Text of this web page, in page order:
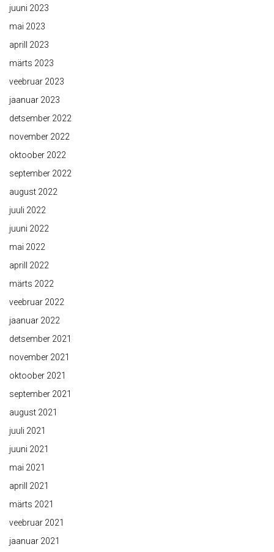
juuni 2023
mai 2023
aprill 2023
märts 2023
veebruar 2023
jaanuar 2023
detsember 2022
november 2022
oktoober 2022
september 2022
august 2022
juuli 2022
juuni 2022
mai 2022
aprill 2022
märts 2022
veebruar 2022
jaanuar 2022
detsember 2021
november 2021
oktoober 2021
september 2021
august 2021
juuli 2021
juuni 2021
mai 2021
aprill 2021
märts 2021
veebruar 2021
jaanuar 2021